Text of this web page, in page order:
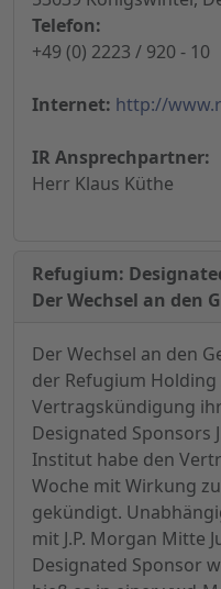
Telefon:
+49 (0) 2223 / 920 - 10
Internet: http://
IR Ansprechpartner:
Herr Klaus Küthe
Refugium:
Der Wechsel an den
Der Wechsel an den
der Refugium
Vertragskündigung
Designated Sponsors
Institut habe den
Woche mit Wirkung
gekündigt.
mit J.P. Morgan Mitte
Designated Sponsor